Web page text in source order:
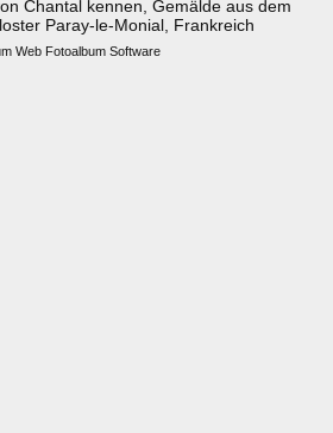
Chantal kennen, Gemälde aus dem
Paray-le-Monial, Frankreich
Web Fotoalbum Software